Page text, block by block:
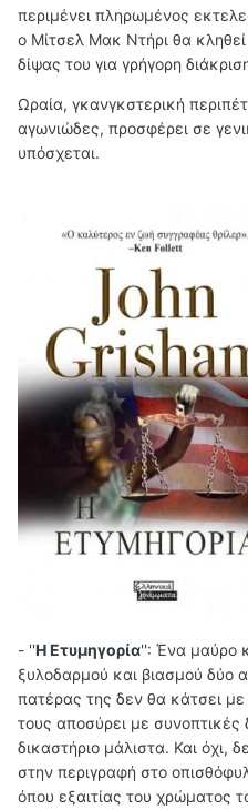
περιμένει πληρωμένος
ο Μίτσελ Μακ Ντήρι θα
δίψας του για γρήγορη
Ωραία, γκανγκστερική
αγωνιώδες, προσφέρει σε
υπόσχεται.
- ''Η Ετυμηγορία'': Ένα μαύρο
ξυλοδαρμού και βιασμού
πατέρας της δεν θα κάτσει
τους αποσύρει με συνοπτικές
δικαστήριο μάλιστα. Και όχι,
στην περιγραφή στο
όπου εξαιτίας του χρώματος